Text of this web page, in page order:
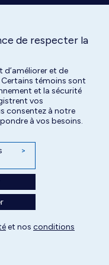
vétérinaire de l'Université
de respecter la
et de
Certains témoins sont
et la sécurité
vos
consentez à notre
à vos besoins.
>
et nos conditions